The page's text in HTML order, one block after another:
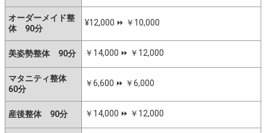
オーダーメイド整
体 90分
¥12,000 ⏩️ ￥10,000
美姿勢整体 90分 ￥14,000 ⏩️ ￥12,000
マタニティ整体
60分
￥6,600 ⏩️ ￥6,000
産後整体 90分 ￥14,000 ⏩️ ￥12,000